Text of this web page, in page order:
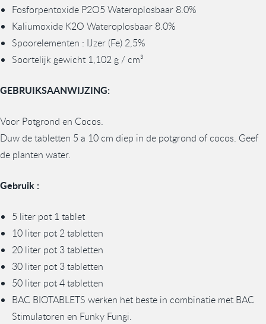
Fosforpentoxide P2O5 Wateroplosbaar 8.0%
Kaliumoxide K2O Wateroplosbaar 8.0%
Spoorelementen : IJzer (Fe) 2,5%
Soortelijk gewicht 1,102 g / cm³
GEBRUIKSAANWIJZING:
Voor Potgrond en Cocos.
Duw de tabletten 5 a 10 cm diep in de potgrond of cocos. Geef
de planten water.
Gebruik :
5 liter pot 1 tablet
10 liter pot 2 tabletten
20 liter pot 3 tabletten
30 liter pot 3 tabletten
50 liter pot 4 tabletten
BAC BIOTABLETS werken het beste in combinatie met BAC
Stimulatoren en Funky Fungi.